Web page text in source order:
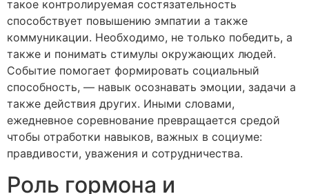
такое контролируемая состязательность
способствует повышению эмпатии а также
коммуникации. Необходимо, не только победить, а
также и понимать стимулы окружающих людей.
Событие помогает формировать социальный
способность, — навык осознавать эмоции, задачи а
также действия других. Иными словами,
ежедневное соревнование превращается средой
чтобы отработки навыков, важных в социуме:
правдивости, уважения и сотрудничества.
Роль гормона и